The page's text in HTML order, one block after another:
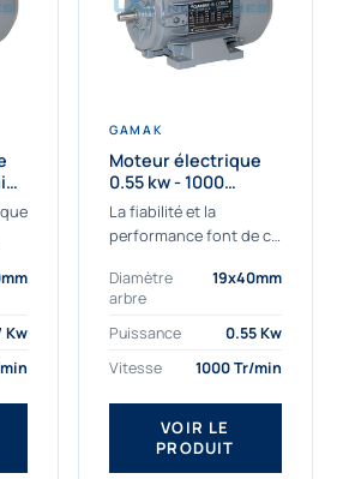
-
Kw
GAMAK
Moteur électrique
0.55 kw - 1000
Tr/min - 230/400V -
IE2
La fiabilité et la
performance font de ce
0.55kw un
indispensable de votre
production. Ce moteur
être alimenté...
Diamètre
arbre
19x40mm
Puissance
0.55 Kw
Vitesse
1000 Tr/min
VOIR LE
PRODUIT